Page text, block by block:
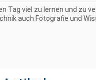
Tag viel zu lernen und zu
auch Fotografie und